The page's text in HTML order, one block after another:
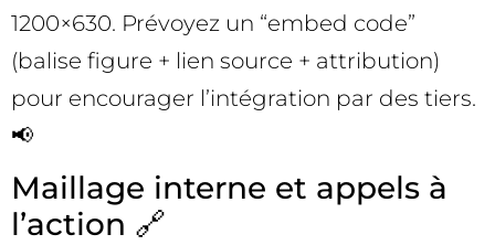
1200×630. Prévoyez un “embed code”
(balise figure + lien source + attribution)
pour encourager l’intégration par des tiers.
📢
Maillage interne et appels à
l’action 🔗